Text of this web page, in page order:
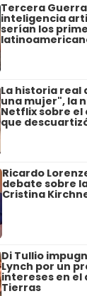
Tercera
inteligencia
serían los
La historia real
una mujer", la
Netflix sobre el
que
Ricardo
debate sobre
Cristina
Di Tullio
Lynch por un
intereses en el
Tierras